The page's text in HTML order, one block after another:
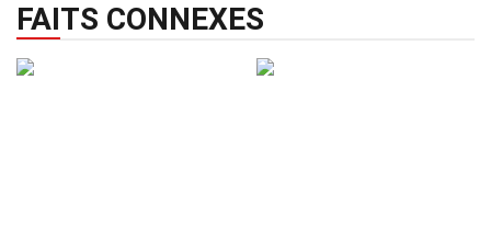
FAITS CONNEXES